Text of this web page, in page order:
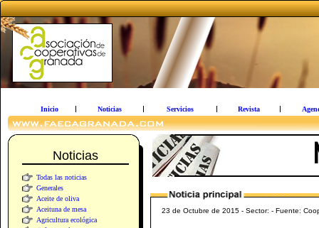
Inicio Noticias Servicios Revista
Noticias
Todas las noticias
Generales
Aceite de oliva
Aceituna de mesa
Agricultura ecológica
23 de Octubre de 2015 - Sector: - Fuente: